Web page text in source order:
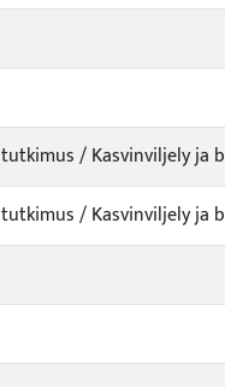
/ Kasvinviljely ja
/ Kasvinviljely ja